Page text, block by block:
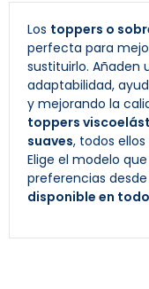
Los toppers o
perfecta para
sustituirlo. Añaden
adaptabilidad,
y mejorando la
toppers
suaves, todos
Elige el modelo
preferencias
disponible en